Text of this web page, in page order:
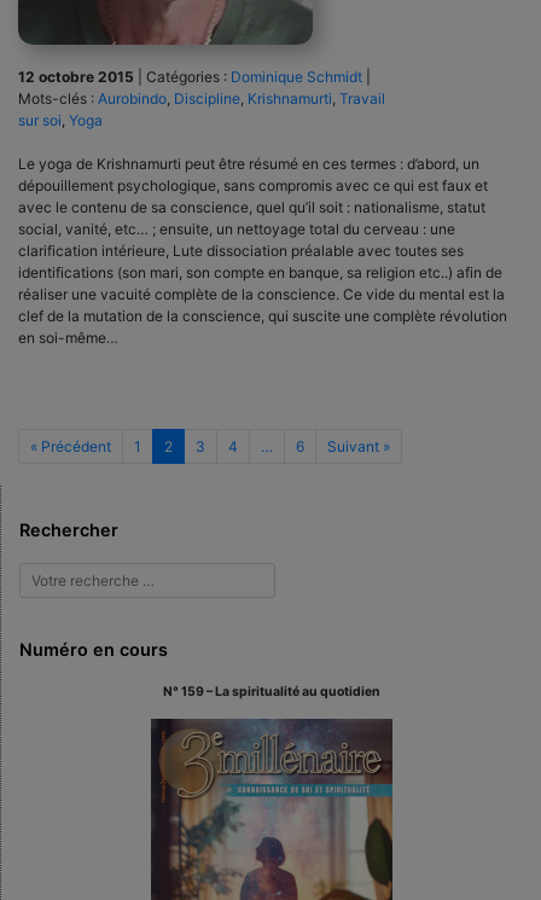
12 octobre 2015 Catégories : Dominique Schmidt
Mots-clés : Aurobindo Discipline Krishnamurti Travail
sur soi Yoga
Le yoga de Krishnamurti peut être résumé en ces termes : d’abord, un
dépouillement psychologique, sans compromis avec ce qui est faux et
avec le contenu de sa conscience, quel qu’il soit : nationalisme, statut
social, vanité, etc… ; ensuite, un nettoyage total du cerveau : une
clarification intérieure, Lute dissociation préalable avec toutes ses
identifications (son mari, son compte en banque, sa religion etc..) afin de
réaliser une vacuité complète de la conscience. Ce vide du mental est la
clef de la mutation de la conscience, qui suscite une complète révolution
en soi-même…
« Précédent 1 2 3 4 … 6 Suivant »
Rechercher
Numéro en cours
N° 159 – La spiritualité au quotidien